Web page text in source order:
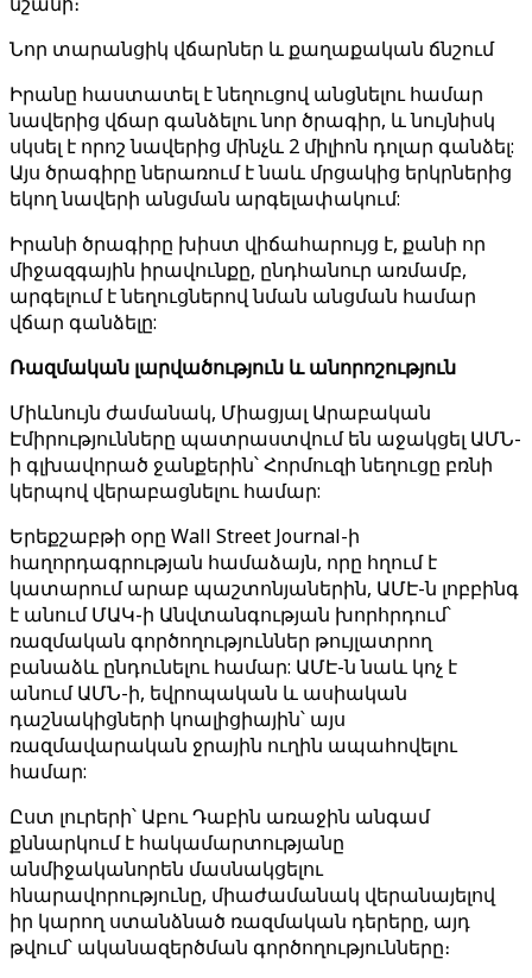
Նոր տարանցիկ վճարներ և քաղաքական ճնշում
Իրանը հաստատել է նեղուցով անցնելու համար
նավերից վճար գանձելու նոր ծրագիր, և նույնիսկ
սկսել է որոշ նավերից մինչև 2 միլիոն դոլար գանձել:
Այս ծրագիրը ներառում է նաև մրցակից երկրներից
եկող նավերի անցման արգելափակում:
Իրանի ծրագիրը խիստ վիճահարույց է, քանի որ
միջազգային իրավունքը, ընդհանուր առմամբ,
արգելում է նեղուցներով նման անցման համար
վճար գանձելը:
Ռազմական լարվածություն և անորոշություն
Միևնույն ժամանակ, Միացյալ Արաբական
Էմիրությունները պատրաստվում են աջակցել ԱՄՆ-
ի գլխավորած ջանքերին՝ Հորմուզի նեղուցը բռնի
կերպով վերաբացնելու համար:
Երեքշաբթի օրը Wall Street Journal-ի
հաղորդագրության համաձայն, որը հղում է
կատարում արաբ պաշտոնյաներին, ԱՄԷ-ն լոբբինգ
է անում ՄԱԿ-ի Անվտանգության խորհրդում՝
ռազմական գործողություններ թույլատրող
բանաձև ընդունելու համար: ԱՄԷ-ն նաև կոչ է
անում ԱՄՆ-ի, եվրոպական և ասիական
դաշնակիցների կոալիցիային՝ այս
ռազմավարական ջրային ուղին ապահովելու
համար:
Ըստ լուրերի՝ Աբու Դաբին առաջին անգամ
քննարկում է հակամարտությանը
անմիջականորեն մասնակցելու
հնարավորությունը, միաժամանակ վերանայելով
իր կարող ստանձնած ռազմական դերերը, այդ
թվում՝ ականազերծման գործողությունները։